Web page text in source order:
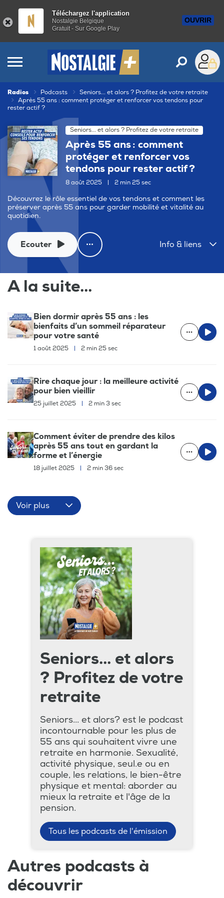
Téléchargez l'application
Nostalgie Belgique
Gratuit - Sur Google Play
OUVRIR
Radios Podcasts
Seniors... et alors ? Profitez de votre retraite
Après 55 ans : comment protéger et renforcer vos tendons pour
rester actif ?
Seniors... et alors ? Profitez de votre retraite
Après 55 ans : comment
protéger et renforcer vos
tendons pour rester actif ?
8 août 2025 2 min 25 sec
Découvrez le rôle essentiel de vos tendons et comment les
préserver après 55 ans pour garder mobilité et vitalité au
quotidien.
Ecouter Info & liens
A la suite...
Bien dormir après 55 ans : les
bienfaits d’un sommeil réparateur
pour votre santé
1 août 2025 | 2 min 25 sec
Rire chaque jour : la meilleure activité
pour bien vieillir
25 juillet 2025 | 2 min 3 sec
Comment éviter de prendre des kilos
après 55 ans tout en gardant la
forme et l’énergie
18 juillet 2025 | 2 min 36 sec
Voir plus
Seniors... et alors
? Profitez de votre
retraite
Seniors... et alors? est le podcast
incontournable pour les plus de
55 ans qui souhaitent vivre une
retraite en harmonie. Sexualité,
activité physique, seul.e ou en
couple, les relations, le bien-être
physique et mental: aborder au
mieux la retraite et l'âge de la
pension.
Tous les podcasts de l'émission
Autres podcasts à
découvrir